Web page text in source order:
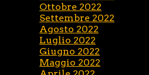
Ottobre 2022
Settembre 2022
Agosto 2022
Luglio 2022
Giugno 2022
Maggio 2022